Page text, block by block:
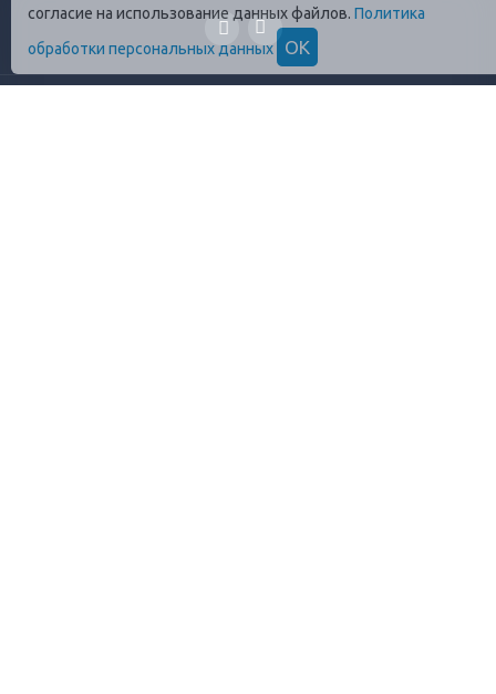
согласие на использование данных файлов. Политика
обработки персональных данных
ОК